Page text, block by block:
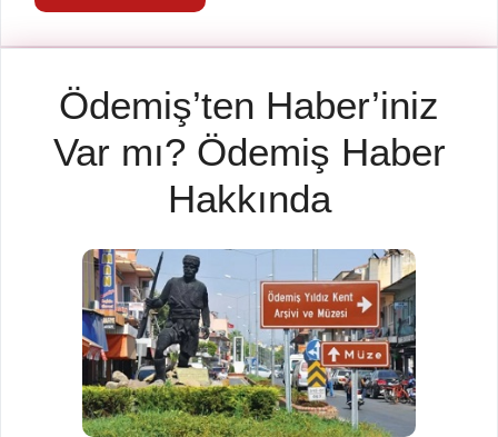
Ödemiş’ten Haber’iniz
Var mı? Ödemiş Haber
Hakkında